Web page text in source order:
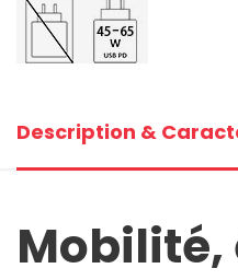
Description &
Mobilité,